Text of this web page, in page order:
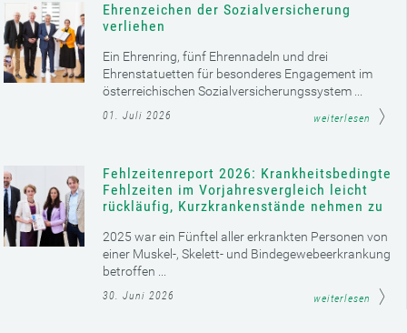
Ehrenzeichen der Sozialversicherung
verliehen
Ein Ehrenring, fünf Ehrennadeln und drei
Ehrenstatuetten für besonderes Engagement im
österreichischen Sozialversicherungssystem ...
01. Juli 2026 weiterlesen
Fehlzeitenreport 2026: Krankheitsbedingte
Fehlzeiten im Vorjahresvergleich leicht
rückläufig, Kurzkrankenstände nehmen zu
2025 war ein Fünftel aller erkrankten Personen von
einer Muskel-, Skelett- und Bindegewebeerkrankung
betroffen ...
30. Juni 2026 weiterlesen